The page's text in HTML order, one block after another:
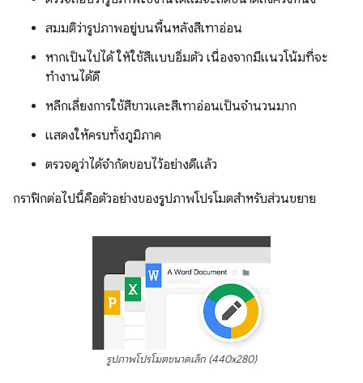
สมมติว่ารูปภาพอยู่บนพื้นหลังสีเทาอ่อน
หากเป็นไปได้ ให้ใช้สีแบบอิ่มตัว เนื่องจากมีแนวโน้มที่จะ
ทำงานได้ดี
หลีกเลี่ยงการใช้สีขาวและสีเทาอ่อนเป็นจำนวนมาก
แสดงให้ครบทั้งภูมิภาค
ตรวจดูว่าได้จำกัดขอบไว้อย่างดีแล้ว
กราฟิกต่อไปนี้คือตัวอย่างของรูปภาพโปรโมตสําหรับส่วนขยาย
รูปภาพโปรโมตขนาดเล็ก (440x280)